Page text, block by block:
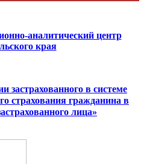
аналитический центр
края
застрахованного в системе
страхования гражданина в
лица»